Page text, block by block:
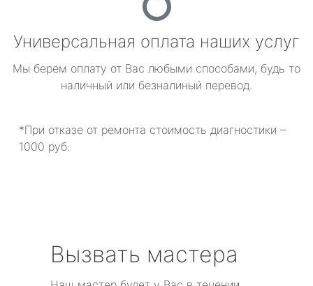
Универсальная оплата наших услуг
Мы берем оплату от Вас любыми способами, будь то
наличный или безналиный перевод.
*При отказе от ремонта стоимость диагностики –
1000 руб.
Вызвать мастера